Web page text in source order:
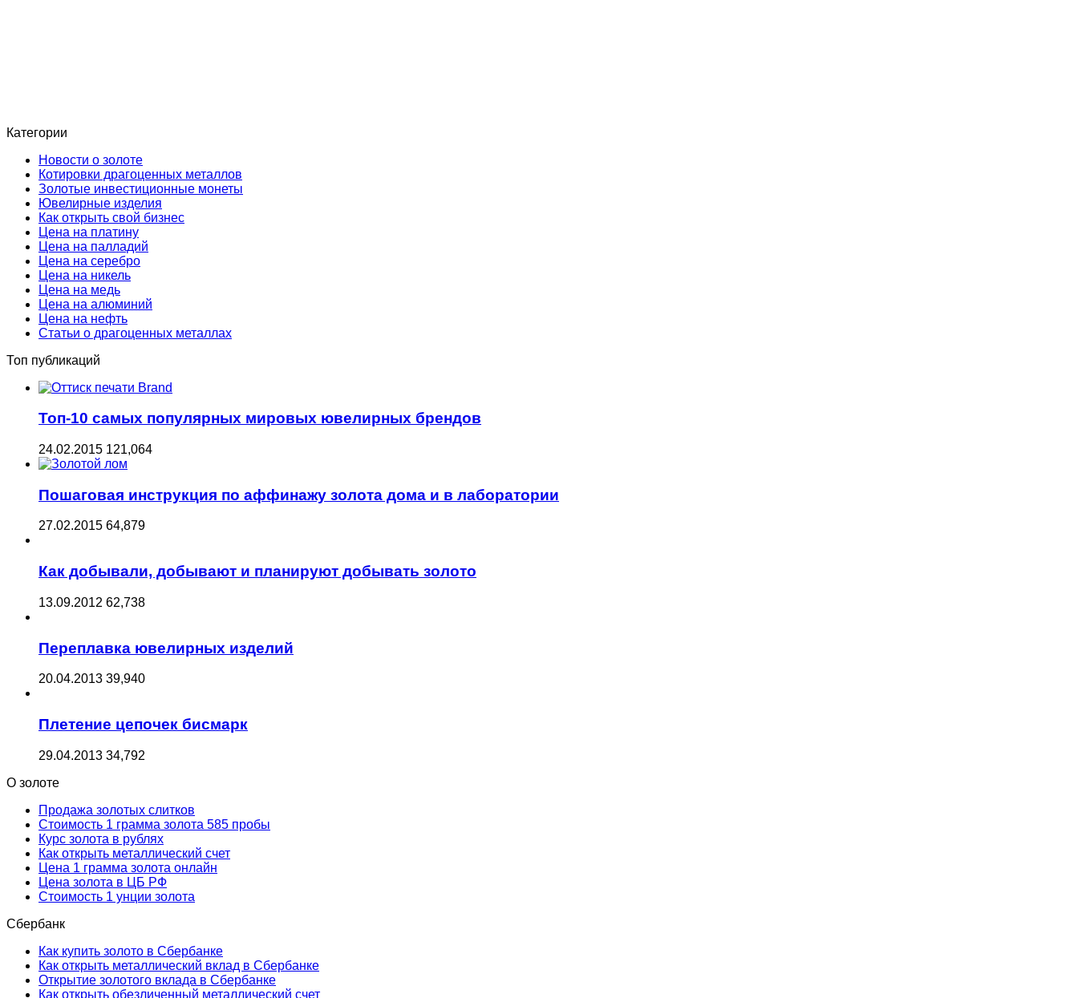
Категории
Новости о золоте
Котировки драгоценных металлов
Золотые инвестиционные монеты
Ювелирные изделия
Как открыть свой бизнес
Цена на платину
Цена на палладий
Цена на серебро
Цена на никель
Цена на медь
Цена на алюминий
Цена на нефть
Статьи о драгоценных металлах
Топ публикаций
Топ-10 самых популярных мировых ювелирных брендов
24.02.2015 121,064
Пошаговая инструкция по аффинажу золота дома и в лаборатории
27.02.2015 64,879
Как добывали, добывают и планируют добывать золото
13.09.2012 62,738
Переплавка ювелирных изделий
20.04.2013 39,940
Плетение цепочек бисмарк
29.04.2013 34,792
О золоте
Продажа золотых слитков
Стоимость 1 грамма золота 585 пробы
Курс золота в рублях
Как открыть металлический счет
Цена 1 грамма золота онлайн
Цена золота в ЦБ РФ
Стоимость 1 унции золота
Сбербанк
Как купить золото в Сбербанке
Как открыть металлический вклад в Сбербанке
Открытие золотого вклада в Сбербанке
Как открыть обезличенный металлический счет